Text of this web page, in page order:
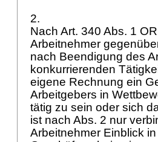
2.
Nach Art. 340 Abs. 1 OR
Arbeitnehmer
nach Beendigung des
konkurrierenden
eigene Rechnung ein
Arbeitgebers in
tätig zu sein oder sich
ist nach Abs. 2 nur
Arbeitnehmer Einblick